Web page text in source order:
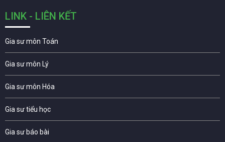
LINK - LIÊN KẾT
Gia sư môn Toán
Gia sư môn Lý
Gia sư môn Hóa
Gia sư tiểu học
Gia sư báo bài